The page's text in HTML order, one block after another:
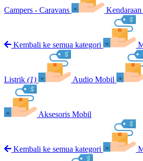
Campers - Caravans
Kembali ke semua kategori
Listrik (1) Audio Mobil
Aksesoris Mobil
Kembali ke semua kategori